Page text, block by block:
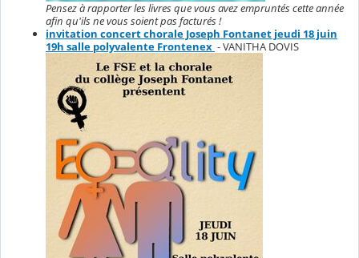
Pensez à rapporter les livres que vous avez empruntés cette année
afin qu'ils ne vous soient pas facturés !
invitation concert chorale Joseph Fontanet jeudi 18 juin
19h salle polyvalente Frontenex - VANITHA DOVIS